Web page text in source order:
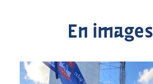
En images